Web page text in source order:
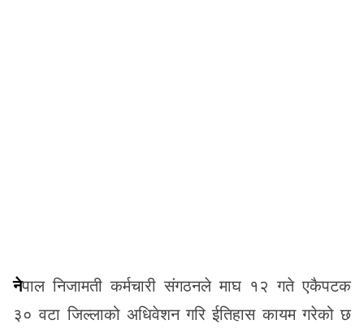
नेपाल निजामती कर्मचारी संगठनले माघ १२ गते एकैपटक
३० वटा जिल्लाको अधिवेशन गरि ईतिहास कायम गरेको छ